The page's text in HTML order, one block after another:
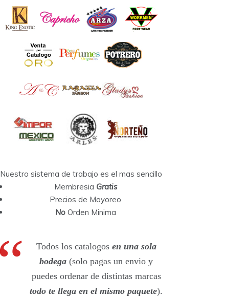
Nuestro sistema de trabajo es el mas sencillo
Membresia Gratis
Precios de Mayoreo
NoOrden Minima
Todos los catalogos en una sola
bodega (solo pagas un envio y
puedes ordenar de distintas marcas
todo te llega en el mismo paquete).